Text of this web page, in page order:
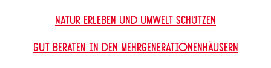
Natur erleben und Umwelt schützen
Gut beraten in den Mehrgenerationenhäusern